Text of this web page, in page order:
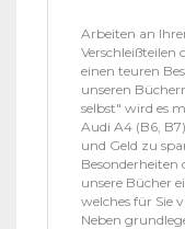
Arbeiten an
Verschleißteilen
einen teuren
unseren
selbst" wird es
Audi A4 (B6,
und Geld zu
Besonderheiten
unsere Bücher
welches für Sie
Neben